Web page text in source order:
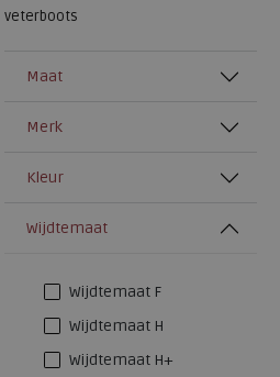
veterboots
Maat
Merk
Kleur
Wijdtemaat
Wijdtemaat F
Wijdtemaat H
Wijdtemaat H+